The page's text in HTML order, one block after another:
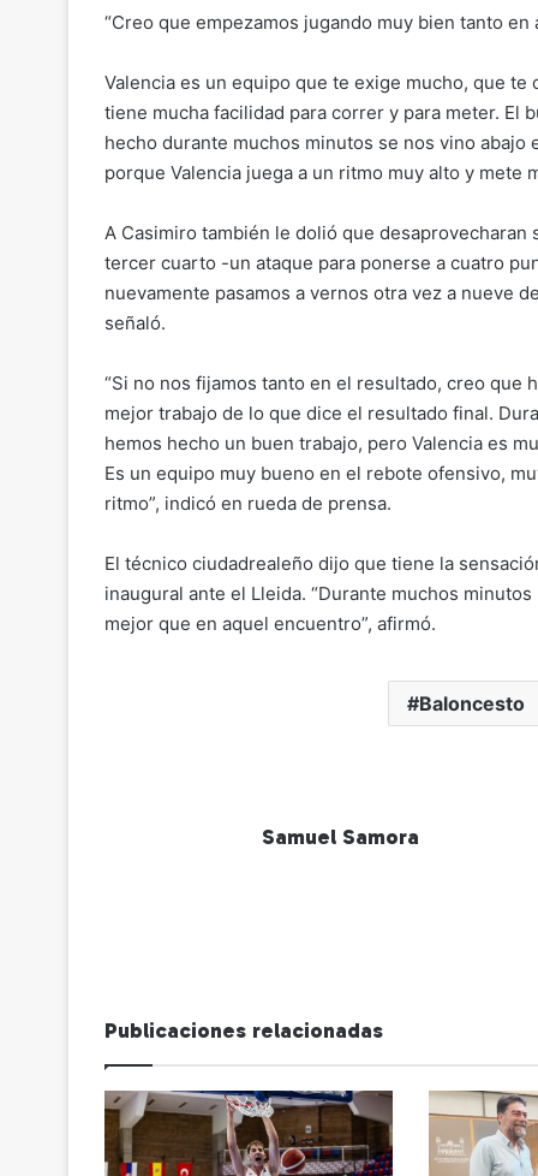
p
y
Li
n
k
ai
l
c
e
b
o
o
k
at
s
A
p
p
e
gr
a
m
m
p
ar
tir
“Creo que empezamos jugando muy bien tanto
Valencia es un equipo que te exige mucho, que te
tiene mucha facilidad para correr y para meter. El
hecho durante muchos minutos se nos vino abajo
porque Valencia juega a un ritmo muy alto y mete
A Casimiro también le dolió que desaprovecharan
tercer cuarto -un ataque para ponerse a cuatro
nuevamente pasamos a vernos otra vez a nueve
señaló.
“Si no nos fijamos tanto en el resultado, creo que
mejor trabajo de lo que dice el resultado final.
hemos hecho un buen trabajo, pero Valencia es
Es un equipo muy bueno en el rebote ofensivo,
ritmo”, indicó en rueda de prensa.
El técnico ciudadrealeño dijo que tiene la
inaugural ante el Lleida. “Durante muchos
mejor que en aquel encuentro”, afirmó.
Baloncesto
Samuel Samora
Publicaciones relacionadas